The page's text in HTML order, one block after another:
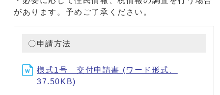
があります。予めご了承ください。
〇申請方法
様式1号 交付申請書 (ワード形式、
37.50KB)